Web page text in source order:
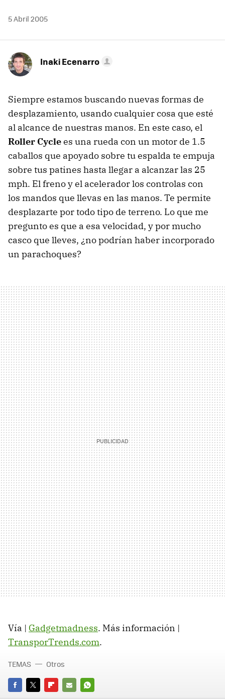
5 Abril 2005
Inaki Ecenarro
Siempre estamos buscando nuevas formas de
desplazamiento, usando cualquier cosa que esté
al alcance de nuestras manos. En este caso, el
Roller Cyclees una rueda con un motor de 1.5
caballos que apoyado sobre tu espalda te empuja
sobre tus patines hasta llegar a alcanzar las 25
mph. El freno y el acelerador los controlas con
los mandos que llevas en las manos. Te permite
desplazarte por todo tipo de terreno. Lo que me
pregunto es que a esa velocidad, y por mucho
casco que lleves, ¿no podrían haber incorporado
un parachoques?
Vía | Gadgetmadness. Más información |
TransporTrends.com.
TEMAS Otros